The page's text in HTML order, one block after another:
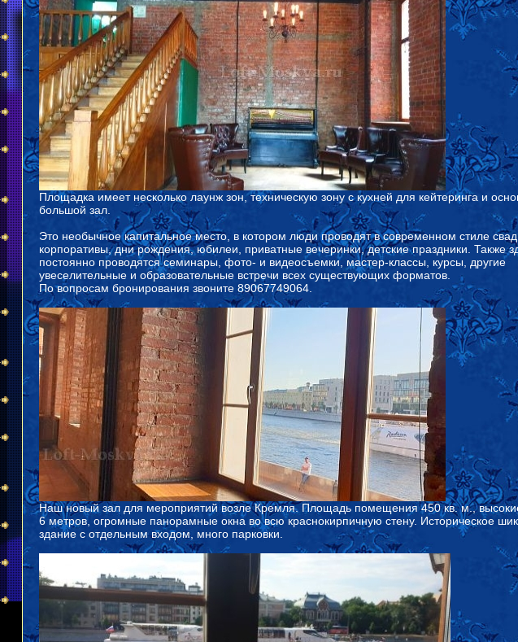
Площадка имеет несколько лаунж зон, техническую зону с кухней для кейтеринга и
большой зал.
Это необычное капитальное место, в котором люди проводят в современном стиле
корпоративы, дни рождения, юбилеи, приватные вечеринки, детские праздники. Также
постоянно проводятся семинары, фото- и видеосъемки, мастер-классы, курсы, другие
увеселительные и образовательные встречи всех существующих форматов.
По вопросам бронирования звоните 89067749064.
Наш новый зал для мероприятий возле Кремля. Площадь помещения 450 кв. м.,
6 метров, огромные панорамные окна во всю краснокирпичную стену. Историческое
здание с отдельным входом, много парковки.